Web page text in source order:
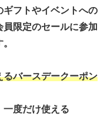
ギフトやイベントへの
限定のセールに参加
バースデークーポン
一度だけ使える